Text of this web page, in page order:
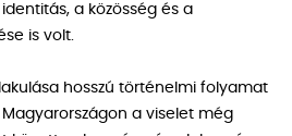
a közösség és a
is volt.
hosszú történelmi folyamat
a viselet még